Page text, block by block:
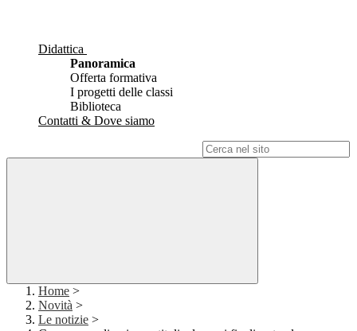
Didattica
Panoramica
Offerta formativa
I progetti delle classi
Biblioteca
Contatti & Dove siamo
Home >
Novità >
Le notizie >